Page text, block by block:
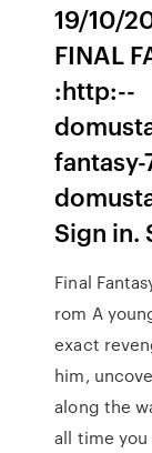
19/10/
FINAL
:http:--
Sign in.
Final
rom A
exact
him,
along the
all time